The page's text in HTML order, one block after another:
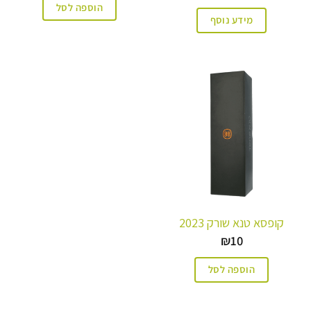
מידע נוסף
הוספה לסל
קופסא טנא שורק 2023
₪10
הוספה לסל